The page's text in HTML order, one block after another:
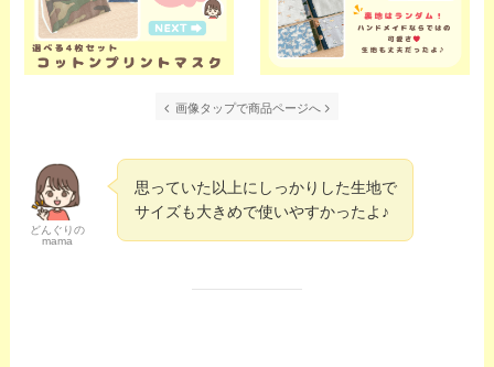
画像タップで商品ページへ
どんぐりの
mama
思っていた以上にしっかりした生地で
サイズも大きめで使いやすかったよ♪